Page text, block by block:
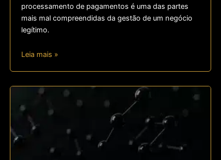
processamento de pagamentos é uma das partes
mais mal compreendidas da gestão de um negócio
legítimo.
Leia mais »